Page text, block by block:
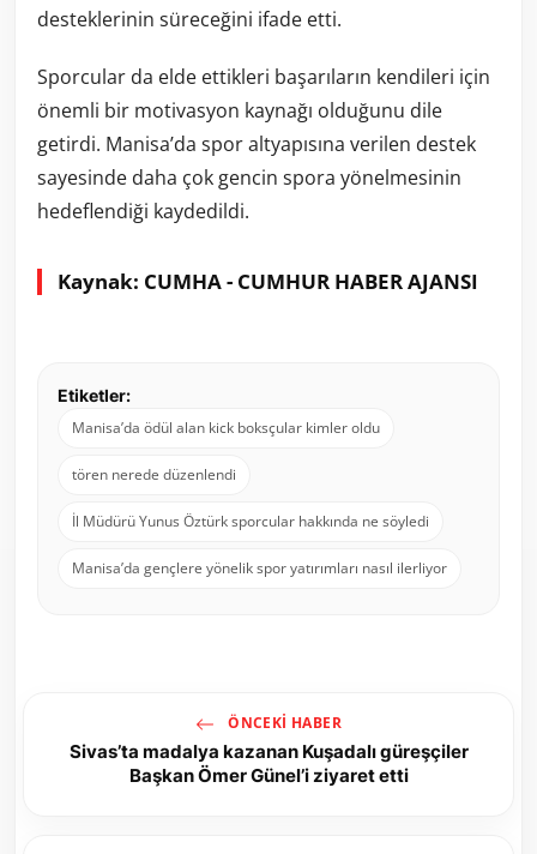
desteklerinin süreceğini ifade etti.
Sporcular da elde ettikleri başarıların kendileri için
önemli bir motivasyon kaynağı olduğunu dile
getirdi. Manisa’da spor altyapısına verilen destek
sayesinde daha çok gencin spora yönelmesinin
hedeflendiği kaydedildi.
Kaynak: CUMHA - CUMHUR HABER AJANSI
Etiketler:
Manisa’da ödül alan kick boksçular kimler oldu
tören nerede düzenlendi
İl Müdürü Yunus Öztürk sporcular hakkında ne söyledi
Manisa’da gençlere yönelik spor yatırımları nasıl ilerliyor
ÖNCEKI HABER
Sivas’ta madalya kazanan Kuşadalı güreşçiler
Başkan Ömer Günel’i ziyaret etti